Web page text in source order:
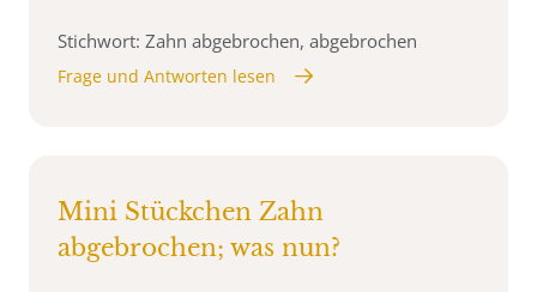
Stichwort: Zahn abgebrochen, abgebrochen
Frage und Antworten lesen
Mini Stückchen Zahn
abgebrochen; was nun?